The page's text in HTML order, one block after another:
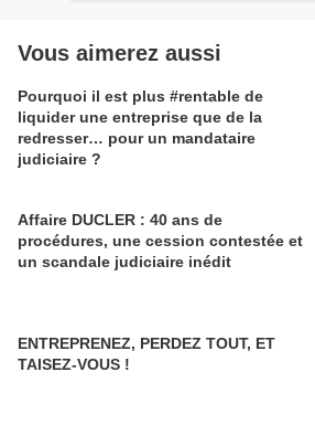
Vous aimerez aussi
Pourquoi il est plus #rentable de
liquider une entreprise que de la
redresser… pour un mandataire
judiciaire ?
Affaire DUCLER : 40 ans de
procédures, une cession contestée et
un scandale judiciaire inédit
ENTREPRENEZ, PERDEZ TOUT, ET
TAISEZ-VOUS !